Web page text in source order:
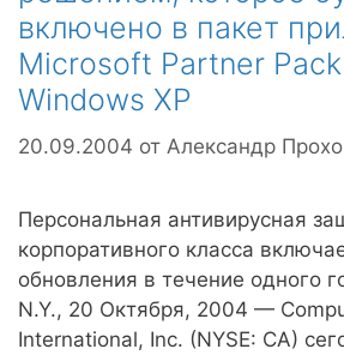
включено в пакет
Microsoft Partner
Windows XP
20.09.2004 от Александр
Персональная антивирусная
корпоративного класса
обновления в течение одного
N.Y., 20 Октября, 2004 —
International, Inc. (NYSE: CA)